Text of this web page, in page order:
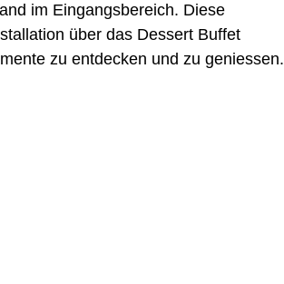
im Eingangsbereich. Diese
über das Dessert Buffet
zu entdecken und zu geniessen.